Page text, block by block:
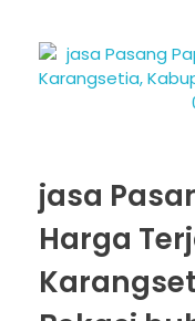
jasa
Harga